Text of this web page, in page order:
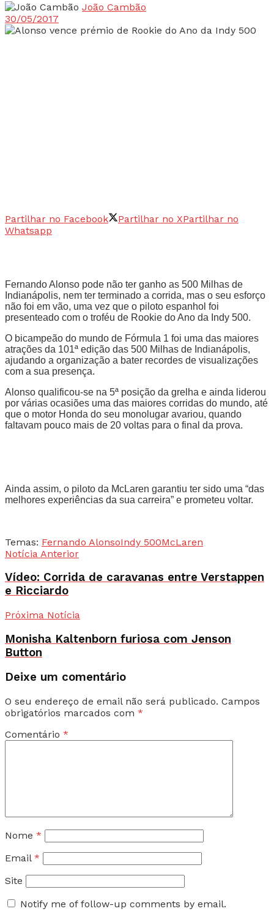
João Cambão
30/05/2017
Partilhar no Facebook Partilhar no XPartilhar no
Whatsapp
Fernando Alonso pode não ter ganho as 500 Milhas de
Indianápolis, nem ter terminado a corrida, mas o seu esforço
não foi em vão, uma vez que o piloto espanhol foi
presenteado com o troféu de Rookie do Ano da Indy 500.
O bicampeão do mundo de Fórmula 1 foi uma das maiores
atrações da 101ª edição das 500 Milhas de Indianápolis,
ajudando a organização a bater recordes de visualizações
com a sua presença.
Alonso qualificou-se na 5ª posição da grelha e ainda liderou
por várias ocasiões uma das maiores corridas do mundo, até
que o motor Honda do seu monolugar avariou, quando
faltavam pouco mais de 20 voltas para o final da prova.
Ainda assim, o piloto da McLaren garantiu ter sido uma “das
melhores experiências da sua carreira” e prometeu voltar.
Temas: Fernando AlonsoIndy 500McLaren
Notícia Anterior
Vídeo: Corrida de caravanas entre Verstappen
e Ricciardo
Próxima Notícia
Monisha Kaltenborn furiosa com Jenson
Button
Deixe um comentário
O seu endereço de email não será publicado. Campos
obrigatórios marcados com *
Comentário *
Nome *
Email *
Site
Notify me of follow-up comments by email.